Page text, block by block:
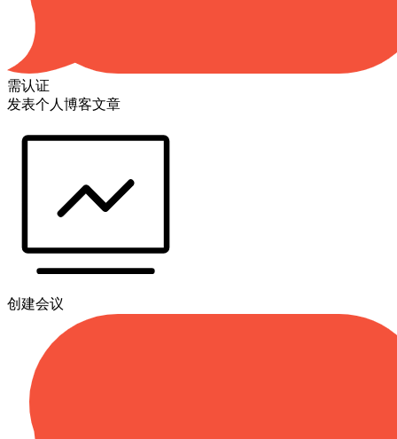
需认证
发表个人博客文章
创建会议